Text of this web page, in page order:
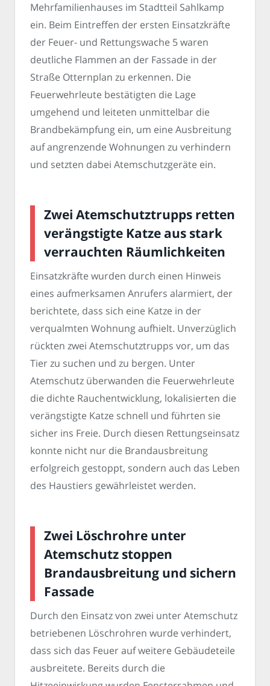
Mehrfamilienhauses im Stadtteil Sahlkamp
ein. Beim Eintreffen der ersten Einsatzkräfte
der Feuer- und Rettungswache 5 waren
deutliche Flammen an der Fassade in der
Straße Otternplan zu erkennen. Die
Feuerwehrleute bestätigten die Lage
umgehend und leiteten unmittelbar die
Brandbekämpfung ein, um eine Ausbreitung
auf angrenzende Wohnungen zu verhindern
und setzten dabei Atemschutzgeräte ein.
Zwei Atemschutztrupps retten
verängstigte Katze aus stark
verrauchten Räumlichkeiten
Einsatzkräfte wurden durch einen Hinweis
eines aufmerksamen Anrufers alarmiert, der
berichtete, dass sich eine Katze in der
verqualmten Wohnung aufhielt. Unverzüglich
rückten zwei Atemschutztrupps vor, um das
Tier zu suchen und zu bergen. Unter
Atemschutz überwanden die Feuerwehrleute
die dichte Rauchentwicklung, lokalisierten die
verängstigte Katze schnell und führten sie
sicher ins Freie. Durch diesen Rettungseinsatz
konnte nicht nur die Brandausbreitung
erfolgreich gestoppt, sondern auch das Leben
des Haustiers gewährleistet werden.
Zwei Löschrohre unter
Atemschutz stoppen
Brandausbreitung und sichern
Fassade
Durch den Einsatz von zwei unter Atemschutz
betriebenen Löschrohren wurde verhindert,
dass sich das Feuer auf weitere Gebäudeteile
ausbreitete. Bereits durch die